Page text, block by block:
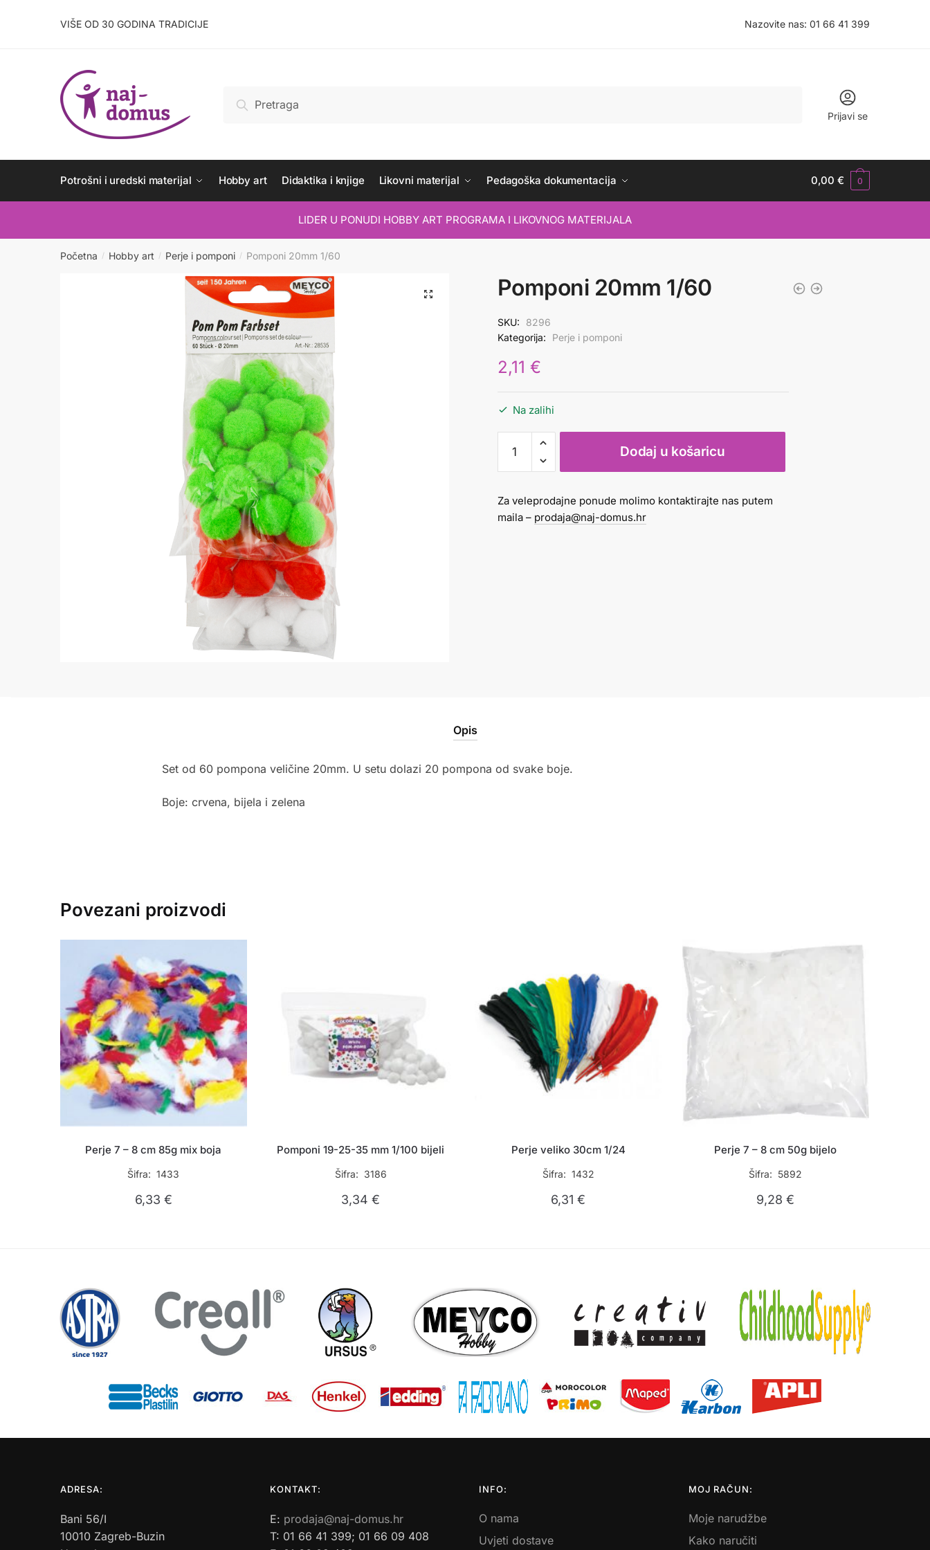
VIŠE OD 30 GODINA TRADICIJE Nazovite nas: 01 66 41 399
Pretraži
Prijavi se
Potrošni i uredski materijal Hobby art Didaktika i knjige Likovni materijal Pedagoška dokumentacija 0,00€ 0
LIDER U PONUDI HOBBY ART PROGRAMA I LIKOVNOG MATERIJALA
Početna / Hobby art / Perje i pomponi / Pomponi 20mm 1/60
Pomponi 20mm 1/60
SKU:
8296
Kategorija:
Perje i pomponi
2,11 €
Na zalihi
Pomponi
20mm
1/60
Dodaj u košaricu
Za veleprodajne ponude molimo kontaktirajte nas putem
maila – prodaja@naj-domus.hr
Opis
Set od 60 pompona veličine 20mm. U setu dolazi 20 pompona od svake boje.
Boje: crvena, bijela i zelena
Povezani proizvodi
Perje 7 – 8 cm 85g mix boja
Šifra: 1433
6,33 €
Pomponi 19-25-35 mm 1/100 bijeli
Šifra: 3186
3,34€
Perje veliko 30cm 1/24
Šifra: 1432
6,31€
Perje 7 – 8 cm 50g bijelo
Šifra: 5892
9,28€
ADRESA:
Bani 56/I
10010 Zagreb-Buzin
KONTAKT:
E: prodaja@naj-domus.hr
T: 01 66 41 399; 01 66 09 408
INFO:
O nama
Uvjeti dostave
MOJ RAČUN:
Moje narudžbe
Kako naručiti